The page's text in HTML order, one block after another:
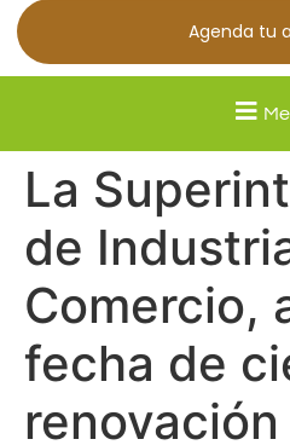
Agenda tu
La
de
Comercio,
fecha de